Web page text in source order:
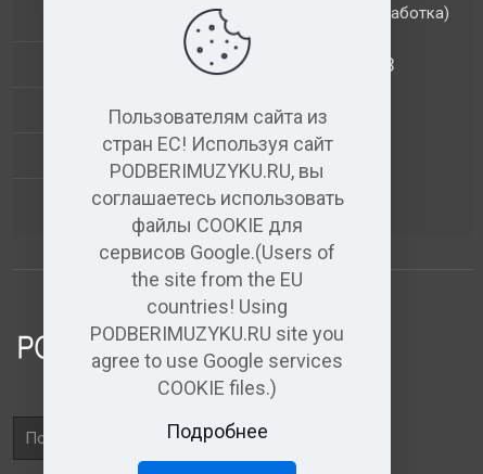
ДОПОЛНИТЕЛЬНЫЕ УСЛУГИ (обработка)
АНАЛИЗ МУЗЫКАЛЬНЫХ ТРЕКОВ
ВИДЕО+АУДИО
УСЛУГИ ЗВУКОЗАПИСИ
АУДИО РЕДАКТОР(бесплатный)
Поле
поиска
Пользователям сайта из
стран ЕС! Используя сайт
PODBERIMUZYKU.RU, вы
соглашаетесь использовать
файлы COOKIE для
сервисов Google.(Users of
the site from the EU
countries! Using
PODBERIMUZYKU.RU site you
agree to use Google services
COOKIE files.)
Подробнее